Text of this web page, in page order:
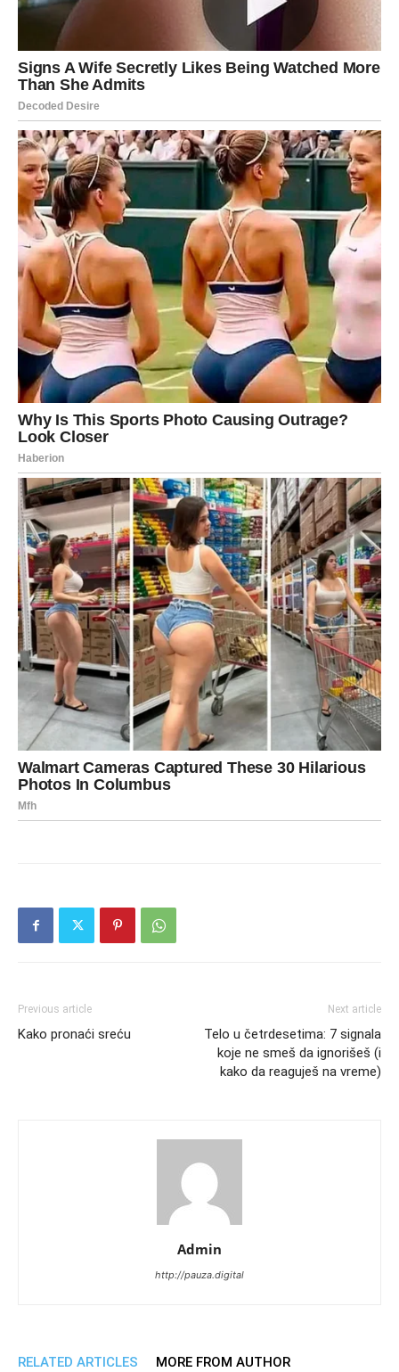
Previous article
Kako pronaći sreću
Next article
Telo u četrdesetima: 7 signala
koje ne smeš da ignorišeš (i
kako da reaguješ na vreme)
Admin
http://pauza.digital
RELATED ARTICLES MORE FROM AUTHOR